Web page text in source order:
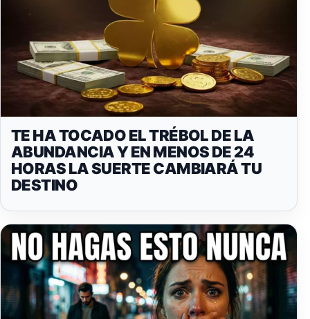
TE HA TOCADO EL TRÉBOL DE LA
ABUNDANCIA Y EN MENOS DE 24
HORAS LA SUERTE CAMBIARÁ TU
DESTINO